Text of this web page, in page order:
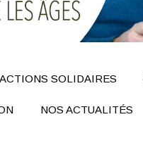
ACTIONS SOLIDAIRES
NOS ACTUALITÉS